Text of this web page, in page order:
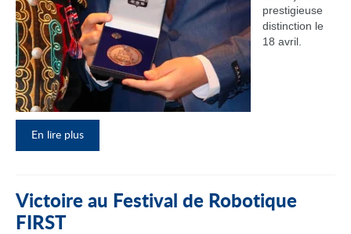
prestigieuse
distinction le
18 avril.
En lire plus
Victoire au Festival de Robotique
FIRST